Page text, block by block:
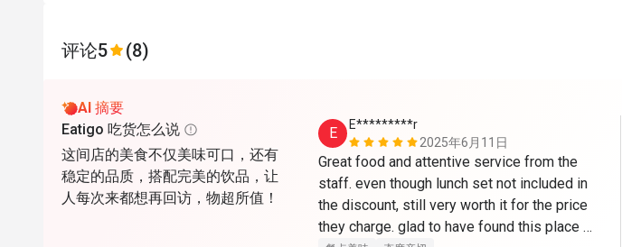
评论5 (8)
AI 摘要
Eatigo 吃货怎么说
这间店的美食不仅美味可口，还有
稳定的品质，搭配完美的饮品，让
人每次来都想再回访，物超所值！
E
E*********r
2025年6月11日
Great food and attentive service from the
staff. even though lunch set not included in
the discount, still very worth it for the price
they charge. glad to have found this place